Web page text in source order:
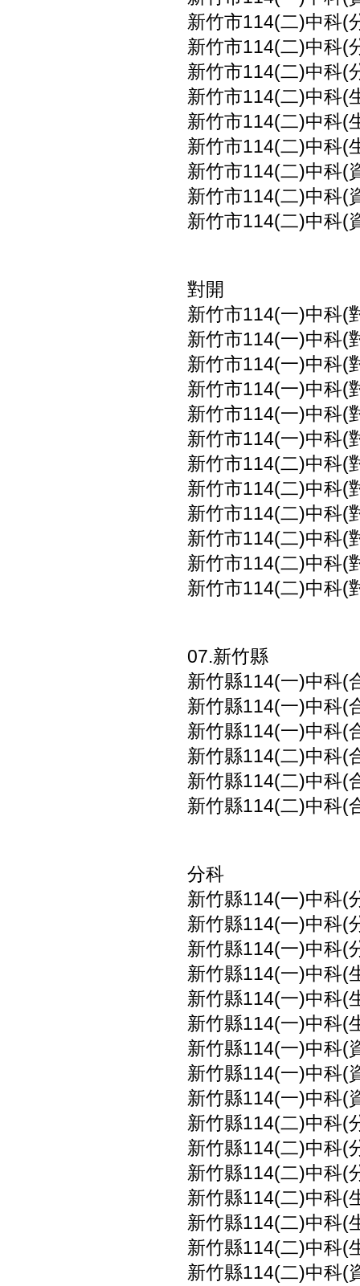
新竹市114(二)中科(
新竹市114(二)中科(
新竹市114(二)中科(
新竹市114(二)中科(
新竹市114(二)中科(
新竹市114(二)中科(
新竹市114(二)中科(
新竹市114(二)中科(
新竹市114(二)中科(
對開
新竹市114(一)中科(
新竹市114(一)中科(
新竹市114(一)中科(
新竹市114(一)中科(
新竹市114(一)中科(
新竹市114(一)中科(
新竹市114(二)中科(
新竹市114(二)中科(
新竹市114(二)中科(
新竹市114(二)中科(
新竹市114(二)中科(
新竹市114(二)中科(
07.新竹縣
新竹縣114(一)中科(
新竹縣114(一)中科(
新竹縣114(一)中科(
新竹縣114(二)中科(
新竹縣114(二)中科(
新竹縣114(二)中科(
分科
新竹縣114(一)中科(
新竹縣114(一)中科(
新竹縣114(一)中科(
新竹縣114(一)中科(
新竹縣114(一)中科(
新竹縣114(一)中科(
新竹縣114(一)中科(
新竹縣114(一)中科(
新竹縣114(一)中科(
新竹縣114(二)中科(
新竹縣114(二)中科(
新竹縣114(二)中科(
新竹縣114(二)中科(
新竹縣114(二)中科(
新竹縣114(二)中科(
新竹縣114(二)中科(